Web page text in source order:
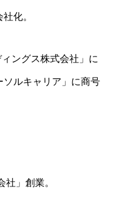
化。
ングス株式会社」に
ルキャリア」に商号
」創業。